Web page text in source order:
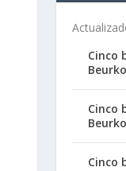
Cinco
Beurko
Cinco
Beurko
Cinco